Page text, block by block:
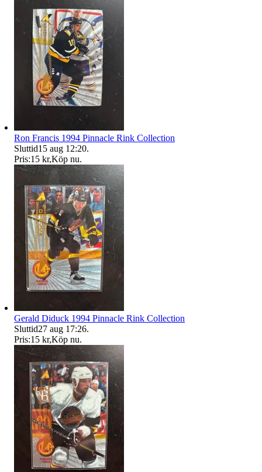
Ron Francis 1994 Pinnacle Rink Collection
Sluttid15 aug 12:20.
Pris:15 kr,Köp nu.
Gerald Diduck 1994 Pinnacle Rink Collection
Sluttid27 aug 17:26.
Pris:15 kr,Köp nu.